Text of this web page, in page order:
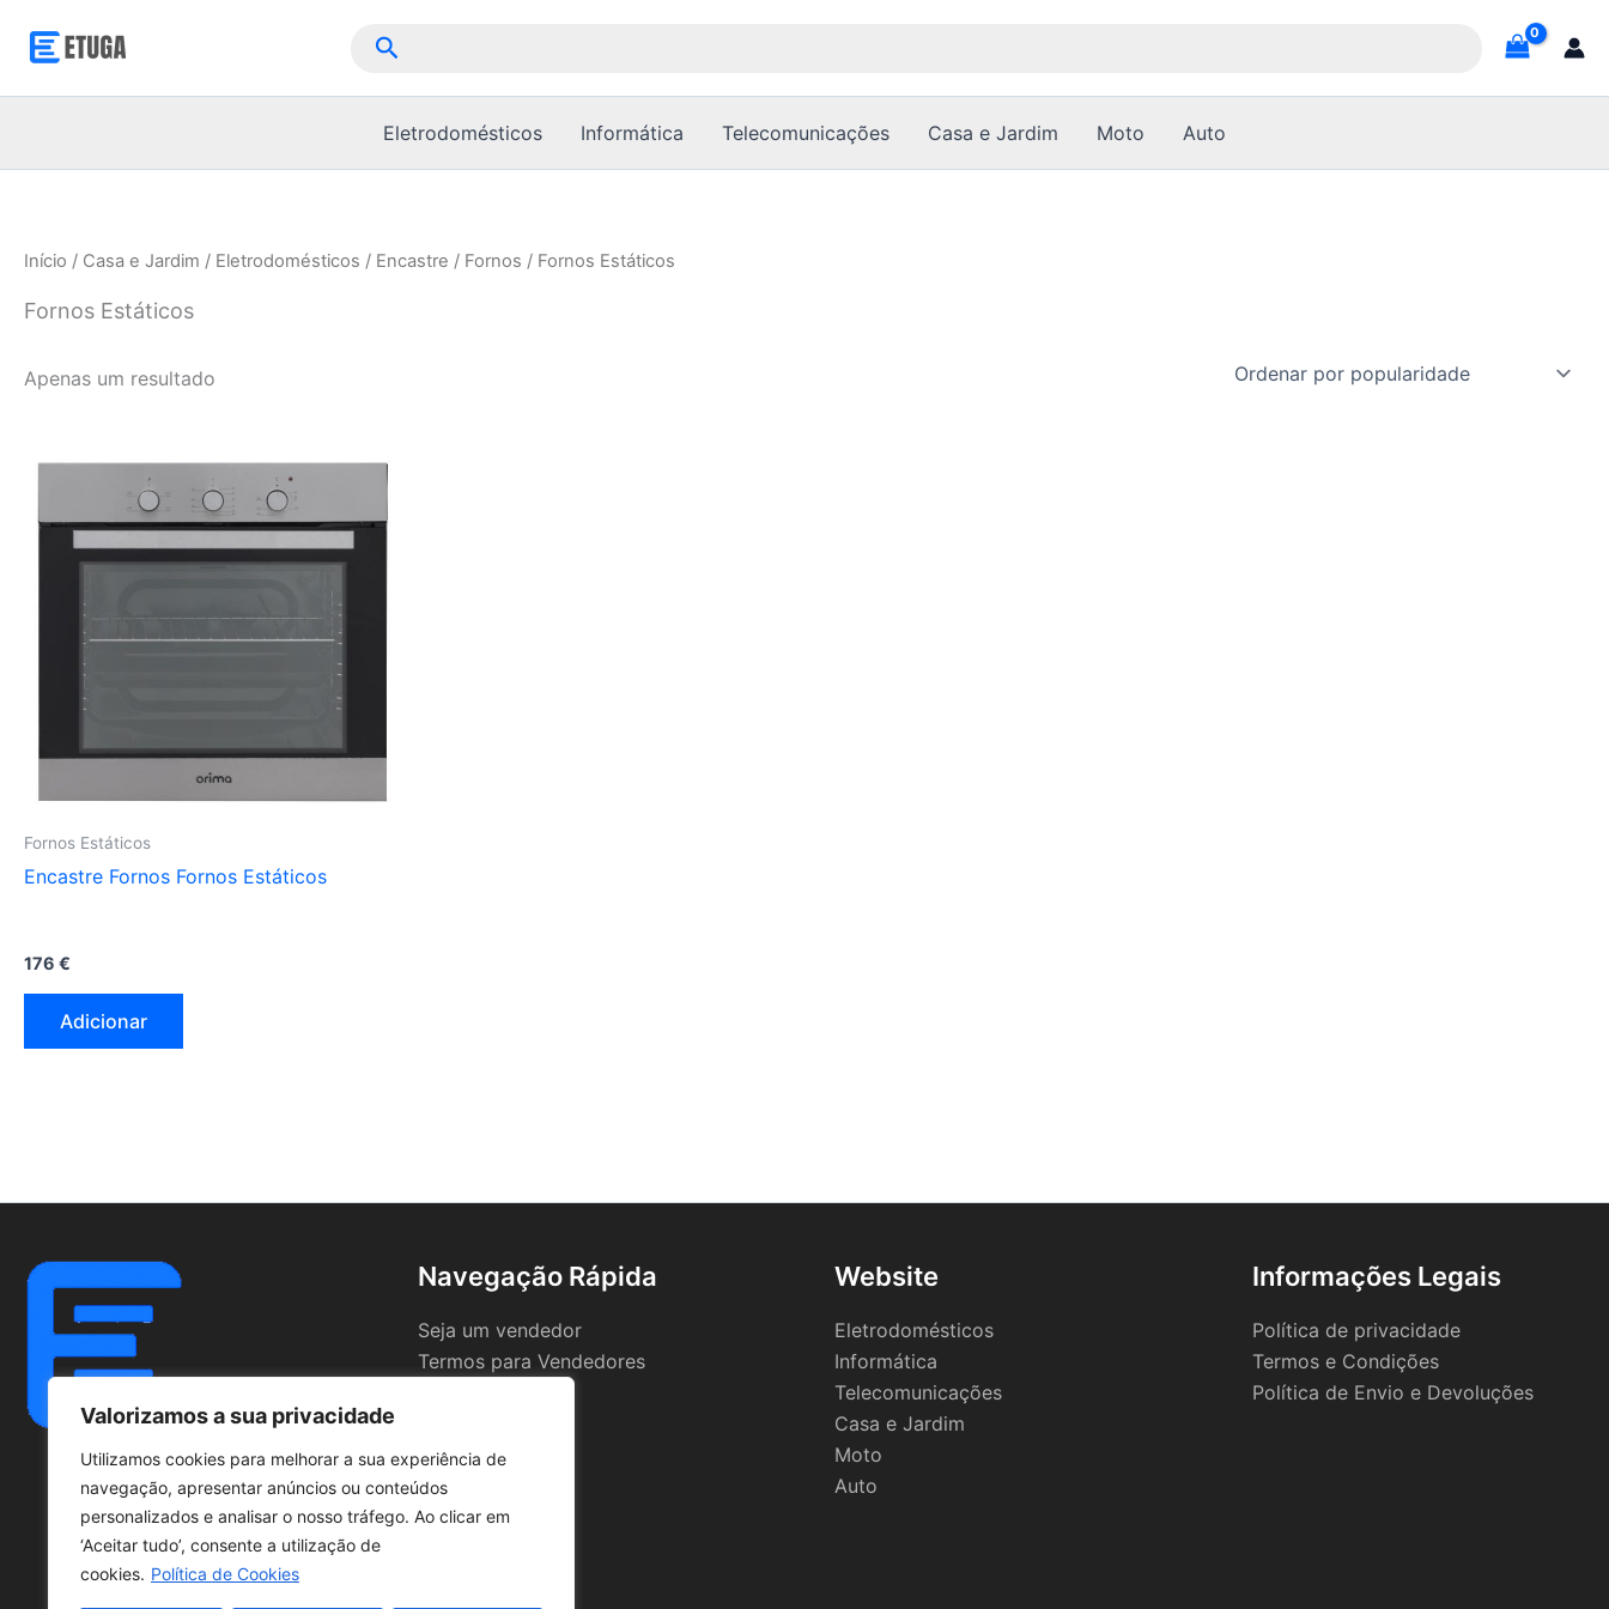
Valorizamos a sua privacidade
Utilizamos cookies para melhorar a sua experiência de
navegação, apresentar anúncios ou conteúdos
personalizados e analisar o nosso tráfego. Ao clicar em
‘Aceitar tudo’, consente a utilização de
cookies. Política de Cookies
Pesquisar
Eletrodomésticos Informática Telecomunicações Casa e Jardim Moto Auto
Início / Casa e Jardim / Eletrodomésticos / Encastre / Fornos / Fornos Estáticos
Fornos Estáticos
Apenas um resultado
Fornos Estáticos
Encastre Fornos Fornos Estáticos
176 €
Adicionar
Navegação Rápida
Seja um vendedor
Termos para Vendedores
Website
Eletrodomésticos
Informática
Telecomunicações
Casa e Jardim
Moto
Auto
Informações Legais
Política de privacidade
Termos e Condições
Política de Envio e Devoluções